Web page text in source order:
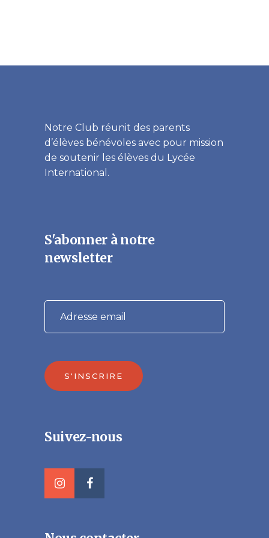
Notre Club réunit des parents
d’élèves bénévoles avec pour mission
de soutenir les élèves du Lycée
International.
S'abonner à notre
newsletter
S'INSCRIRE
Suivez-nous